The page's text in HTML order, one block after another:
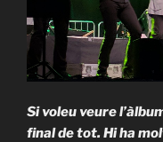
Si voleu veure
final de tot. Hi ha